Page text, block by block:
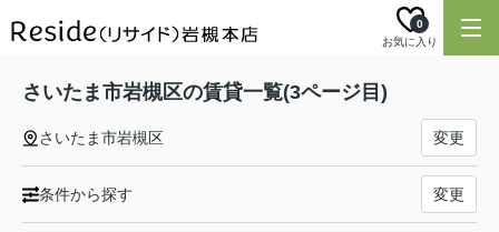
お気に入り
0
さいたま市岩槻区の賃貸一覧(3ページ目)
さいたま市岩槻区 変更
条件から探す 変更